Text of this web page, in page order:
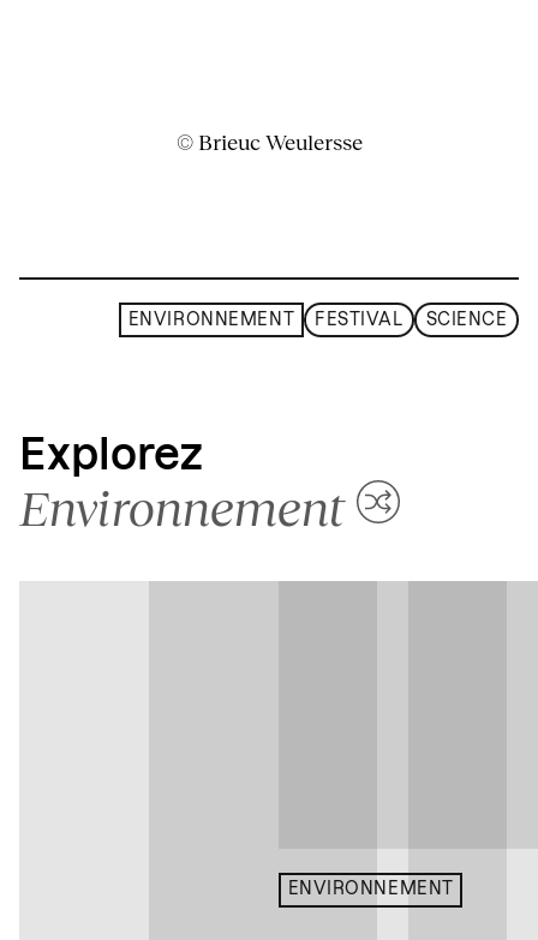
© Brieuc Weulersse
ENVIRONNEMENT FESTIVAL SCIENCE
Explorez
Environnement
ENVIRONNEMENT